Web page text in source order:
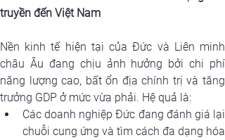
truyền đến Việt Nam
Nền kinh tế hiện tại của Đức và Liên minh
châu Âu đang chịu ảnh hưởng bởi chi phí
năng lượng cao, bất ổn địa chính trị và tăng
trưởng GDP ở mức vừa phải. Hệ quả là:
Các doanh nghiệp Đức đang đánh giá lại
chuỗi cung ứng và tìm cách đa dạng hóa